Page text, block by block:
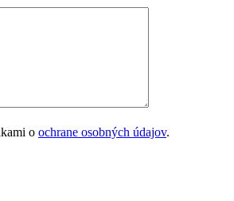
o ochrane osobných údajov.